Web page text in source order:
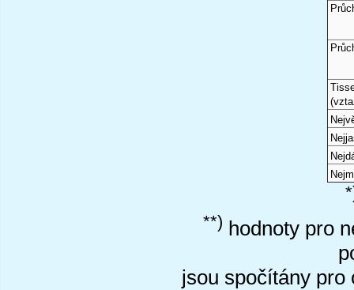
**) hodnoty pro
jsou spočítány pro